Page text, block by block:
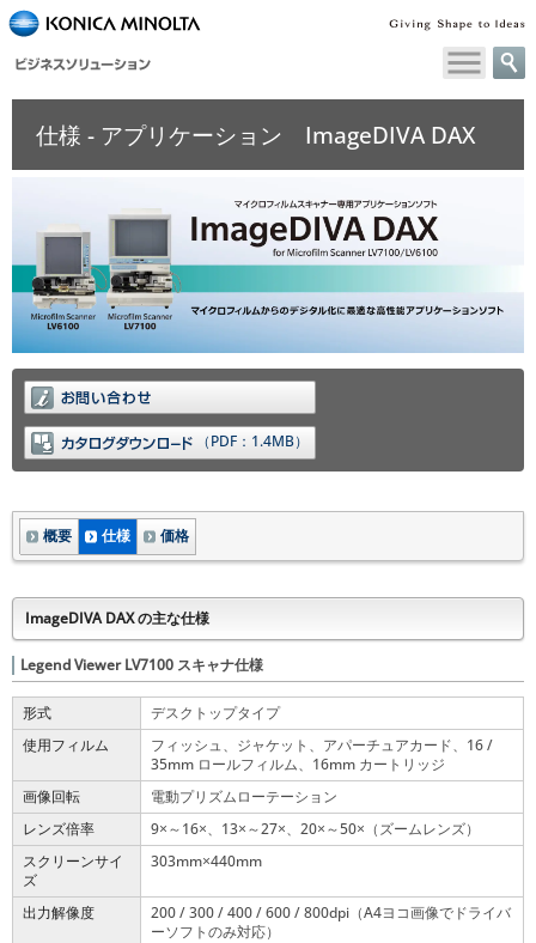
ペ
ー
内
す
本
文
へ
移
動
ま
す
仕様 - アプリケーション ImageDIVA DAX
（PDF：1.4MB）
概要 仕様 価格
ImageDIVA DAX の主な仕様
Legend Viewer LV7100 スキャナ仕様
形式
デスクトップタイプ
使用フィルム
フィッシュ、ジャケット、アパーチュアカード、16 /
35mm ロールフィルム、16mm カートリッジ
画像回転
電動プリズムローテーション
レンズ倍率
9× ～16×、13× ～27×、20× ～50× （ズームレンズ）
スクリーンサイ
ズ
303mm×440mm
出力解像度
200 / 300 / 400 / 600 / 800dpi（A4ヨコ画像でドライバ
ーソフトのみ対応）